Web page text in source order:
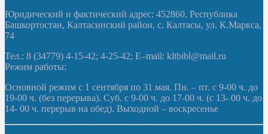
Юридический и фактический адрес: 452860, Республика
Башкортостан, Калтасинский район, с. Калтасы, ул. К.Маркса,
74
Тел.: 8 (34779) 4-15-42; 4-25-42; E–mail: kltbibl@mail.ru
Режим работы:
Основной режим с 1 сентября по 31 мая. Пн. – пт. с 9-00 ч. до
19-00 ч. (без перерыва). Суб. с 9-00 ч. до 17-00 ч. (с 13- 00 ч. до
14- 00 ч. перерыв на обед). Выходной – воскресенье